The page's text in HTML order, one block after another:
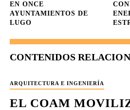
EN ONCE
AYUNTAMIENTOS DE
LUGO
CONTENIDOS
ARQUITECTURA E INGENIERÍA
EL COAM